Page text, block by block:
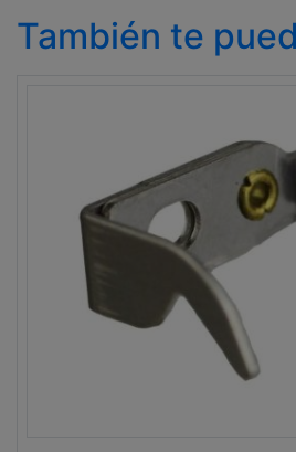
También te